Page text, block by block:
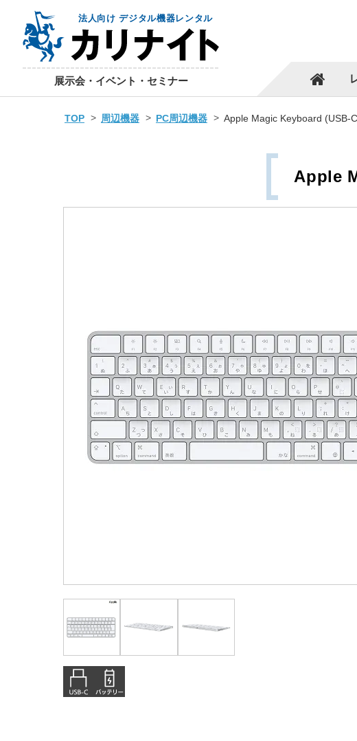
法人向け デジタル機器レンタル
展示会・イベント・セミナー ホーム
TOP 周辺機器 PC周辺機器 Apple Magic Keyboard (USB-
Apple